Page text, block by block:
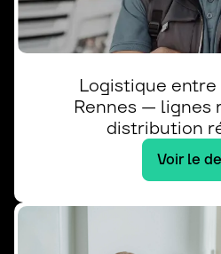
Logistique
Rennes — lignes
distribution
Voir le